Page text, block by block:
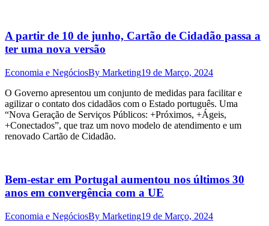
A partir de 10 de junho, Cartão de Cidadão passa a
ter uma nova versão
Economia e NegóciosBy Marketing19 de Março, 2024
O Governo apresentou um conjunto de medidas para facilitar e
agilizar o contato dos cidadãos com o Estado português. Uma
“Nova Geração de Serviços Públicos: +Próximos, +Ágeis,
+Conectados”, que traz um novo modelo de atendimento e um
renovado Cartão de Cidadão.
Bem-estar em Portugal aumentou nos últimos 30
anos em convergência com a UE
Economia e NegóciosBy Marketing19 de Março, 2024